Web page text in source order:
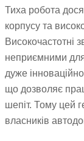
Тиха робота
корпусу та
Високочастотні
неприємними
дуже
що дозволяє
шепіт. Тому цей
власників